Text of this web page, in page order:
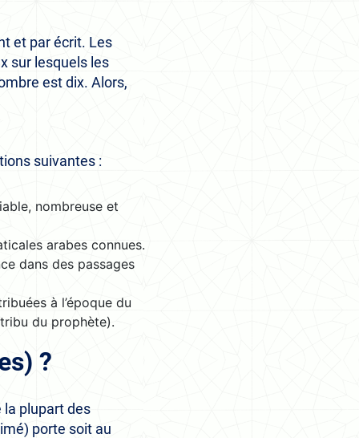
et par écrit. Les
sur lesquels les
est dix. Alors,
suivantes :
nombreuse et
arabes connues.
dans des passages
à l’époque du
du prophète).
?
la plupart des
porte soit au